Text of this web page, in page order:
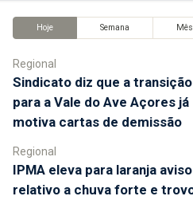
Hoje Semana Mês
Regional
Sindicato diz que a transição
para a Vale do Ave Açores já
motiva cartas de demissão
Regional
IPMA eleva para laranja
relativo a chuva forte e